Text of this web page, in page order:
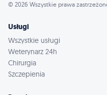
© 2026 Wszystkie prawa
Usługi
Wszystkie usługi
Weterynarz 24h
Chirurgia
Szczepienia